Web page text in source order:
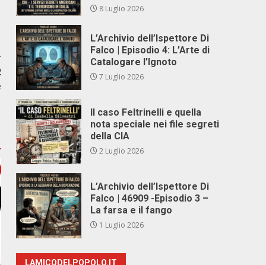
8 Luglio 2026
L’Archivio dell’Ispettore Di
Falco | Episodio 4: L’Arte di
Catalogare l’Ignoto
7 Luglio 2026
Il caso Feltrinelli e quella
nota speciale nei file segreti
della CIA
2 Luglio 2026
L’Archivio dell’Ispettore Di
Falco | 46909 -Episodio 3 –
La farsa e il fango
1 Luglio 2026
LAMICODELPOPOLO.IT